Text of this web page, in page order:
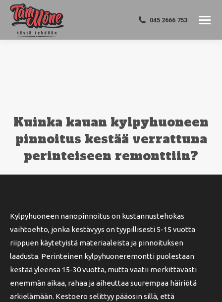
045 2666 753
Kuinka kauan kylpyhuoneen
pinnoitus kestää verrattuna
perinteiseen remonttiin?
Kylpyhuoneen nanopinnoitus on kustannustehokas
vaihtoehto, jonka kestävyys on tyypillisesti 5-15 vuotta
riippuen käytetyistä materiaaleista ja pinnoituksen
laadusta. Perinteinen kylpyhuoneremontti puolestaan
kestää yleensä 15-30 vuotta, mutta vaatii merkittävästi
enemmän aikaa, rahaa ja aiheuttaa suurempaa häiriötä
arkielämään. Kestoero selittyy pääosin sillä, että